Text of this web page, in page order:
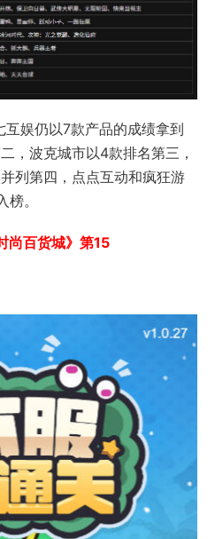
娱仍以7款产品的成绩拿到
，波克城市以4款排名第三，
列第四，点点互动和疯狂游
。
尚百货城》第15